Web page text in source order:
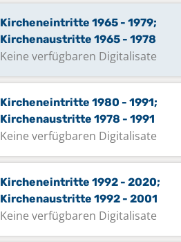
Kircheneintritte 1965 - 1979;
Kirchenaustritte 1965 - 1978
Keine verfügbaren Digitalisate
Kircheneintritte 1980 - 1991;
Kirchenaustritte 1978 - 1991
Keine verfügbaren Digitalisate
Kircheneintritte 1992 - 2020;
Kirchenaustritte 1992 - 2001
Keine verfügbaren Digitalisate